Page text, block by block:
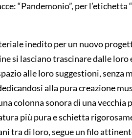
“Pandemonio”, per l’etichetta
inedito per un nuovo
si lasciano trascinare dalle loro
alle loro suggestioni, senza
alla pura creazione
colonna sonora di una vecchia
più pura e schietta
tra di loro, segue un filo